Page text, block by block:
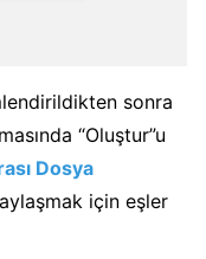
sonra
“Oluştur”u
Dosya
için eşler